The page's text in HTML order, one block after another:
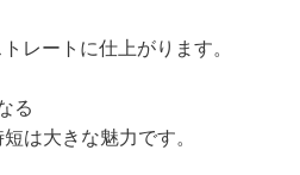
レートに仕上がります。
る
は大きな魅力です。